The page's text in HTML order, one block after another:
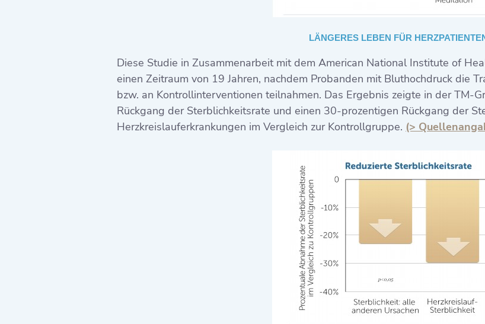
LÄNGERES LEBEN FÜR
Diese Studie in Zusammenarbeit mit dem American National Institute of
einen Zeitraum von 19 Jahren, nachdem Probanden mit Bluthochdruck die
bzw. an Kontrollinterventionen teilnahmen. Das Ergebnis zeigte in der TM-
Rückgang der Sterblichkeitsrate und einen 30-prozentigen Rückgang der
Herzkreislauferkrankungen im Vergleich zur Kontrollgruppe. (>